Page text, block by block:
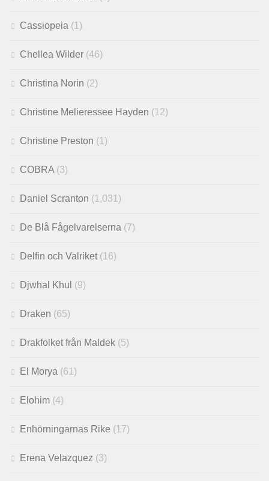
Cassiopeia (1)
Chellea Wilder (46)
Christina Norin (2)
Christine Melieressee Hayden (12)
Christine Preston (1)
COBRA(3)
Daniel Scranton (1,031)
De Blå Fågelvarelserna (7)
Delfin och Valriket(16)
Djwhal Khul (9)
Draken (65)
Drakfolket från Maldek (5)
El Morya (61)
Elohim (4)
Enhörningarnas Rike (17)
Erena Velazquez (3)